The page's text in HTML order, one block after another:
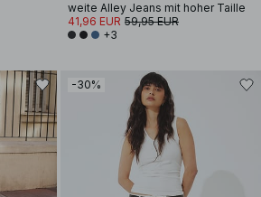
weite Alley Jeans mit hoher Taille
41,96 EUR 59,95 EUR
+3
-30%